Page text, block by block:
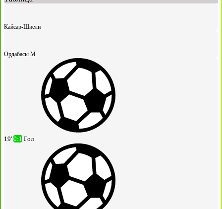
Кайсар-Шиели
Ордабасы М
19' 0:1 Гол